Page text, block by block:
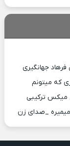
جهانگیری
که میتونم
میکس ترکیبی
میمیره _صدای زن